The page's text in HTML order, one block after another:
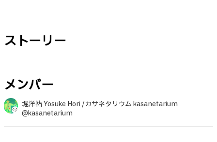
ストーリー
メンバー
堀洋祐 Yosuke Hori /カサネタリウム kasanetarium
@kasanetarium